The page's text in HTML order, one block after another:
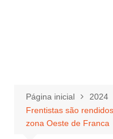
Página inicial 2024
Frentistas são
zona Oeste de Franca